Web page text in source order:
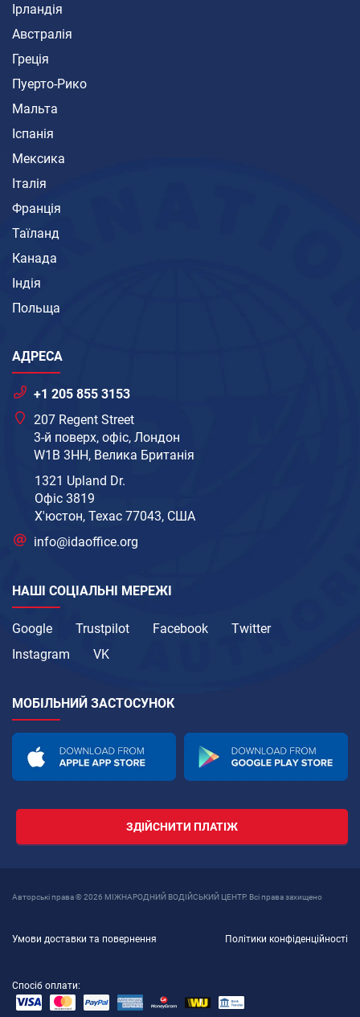
Ірландія
Австралія
Греція
Пуерто-Рико
Мальта
Іспанія
Мексика
Італія
Франція
Таїланд
Канада
Індія
Польща
АДРЕСА
+1 205 855 3153
207 Regent Street
3-й поверх, офіс, Лондон
W1B 3HH, Велика Британія
1321 Upland Dr.
Офіс 3819
Х'юстон, Техас 77043, США
info@idaoffice.org
НАШІ СОЦІАЛЬНІ МЕРЕЖІ
Google Trustpilot Facebook
Twitter
Instagram
VK
МОБІЛЬНИЙ ЗАСТОСУНОК
ЗДІЙСНИТИ ПЛАТІЖ
Авторські права © 2026 МІЖНАРОДНИЙ ВОДІЙСЬКИЙ ЦЕНТР. Всі права захищено
Умови доставки та повернення Політики конфіденційності
Спосіб оплати: